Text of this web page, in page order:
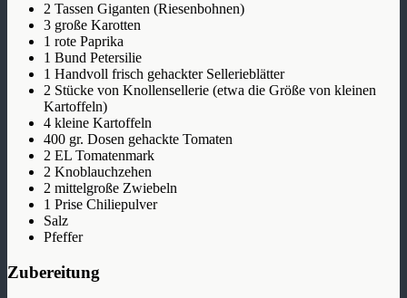
2 Tassen Giganten (Riesenbohnen)
3 große Karotten
1 rote Paprika
1 Bund Petersilie
1 Handvoll frisch gehackter Sellerieblätter
2 Stücke von Knollensellerie (etwa die Größe von kleinen
Kartoffeln)
4 kleine Kartoffeln
400 gr. Dosen gehackte Tomaten
2 EL Tomatenmark
2 Knoblauchzehen
2 mittelgroße Zwiebeln
1 Prise Chiliepulver
Salz
Pfeffer
Zubereitung